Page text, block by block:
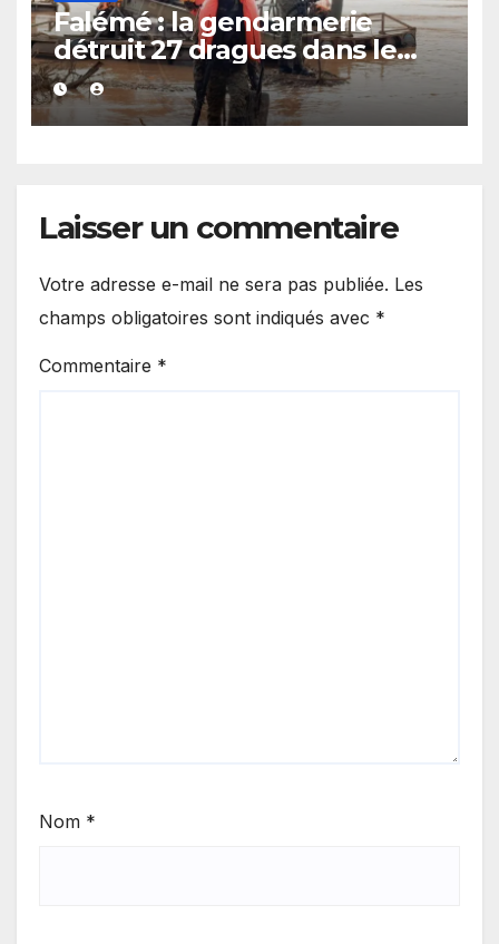
Falémé : la gendarmerie
détruit 27 dragues dans le
cadre de la lutte contre
l’exploitation illégale
Laisser un commentaire
Votre adresse e-mail ne sera pas publiée. Les
champs obligatoires sont indiqués avec *
Commentaire *
Nom *